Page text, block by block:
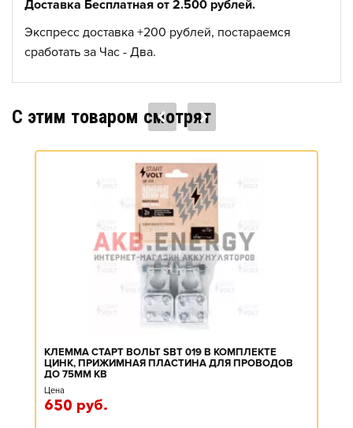
Доставка Бесплатная от 2.500 рублей.
Экспресс доставка +200 рублей, постараемся
сработать за Час - Два.
C этим товаром смотрят
КЛЕММА СТАРТ ВОЛЬТ SBT 019 В КОМПЛЕКТЕ
ЦИНК, ПРИЖИМНАЯ ПЛАСТИНА ДЛЯ ПРОВОДОВ
ДО 75ММ КВ
Цена
650 руб.